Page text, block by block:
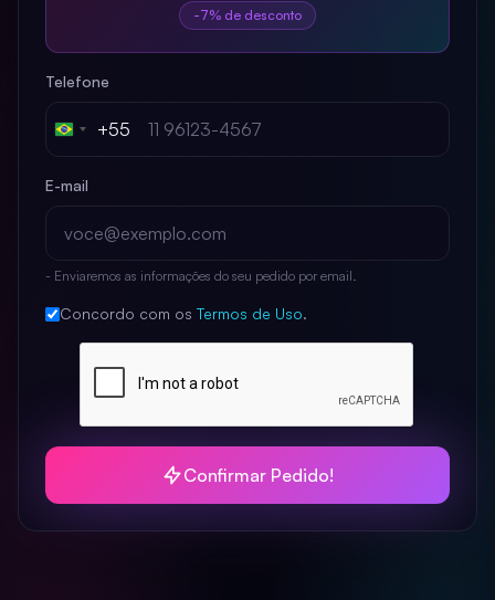
-7% de desconto
Telefone
Brazil+55
E-mail
- Enviaremos as informações do seu pedido por email.
Concordo com os Termos de Uso.
Confirmar Pedido!